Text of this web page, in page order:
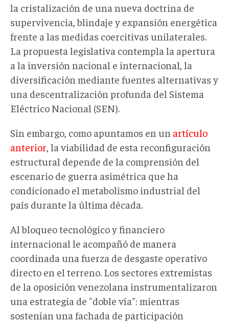
la cristalización de una nueva doctrina de
supervivencia, blindaje y expansión energética
frente a las medidas coercitivas unilaterales.
La propuesta legislativa contempla la apertura
a la inversión nacional e internacional, la
diversificación mediante fuentes alternativas y
una descentralización profunda del Sistema
Eléctrico Nacional (SEN).
Sin embargo, como apuntamos en un artículo
anterior , la viabilidad de esta reconfiguración
estructural depende de la comprensión del
escenario de guerra asimétrica que ha
condicionado el metabolismo industrial del
país durante la última década.
Al bloqueo tecnológico y financiero
internacional le acompañó de manera
coordinada una fuerza de desgaste operativo
directo en el terreno. Los sectores extremistas
de la oposición venezolana instrumentalizaron
una estrategia de "doble vía": mientras
sostenían una fachada de participación